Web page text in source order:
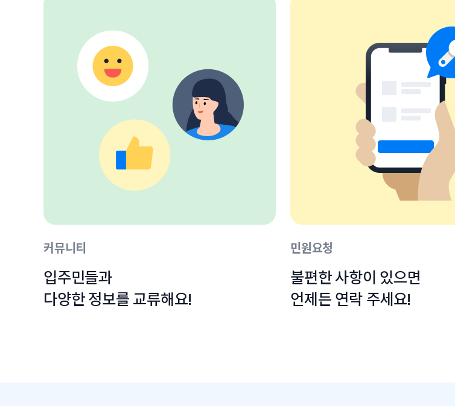
커뮤니티
입주민들과
다양한 정보를 교류해요!
민원요청
불편한 사항이 있으면
언제든 연락 주세요!